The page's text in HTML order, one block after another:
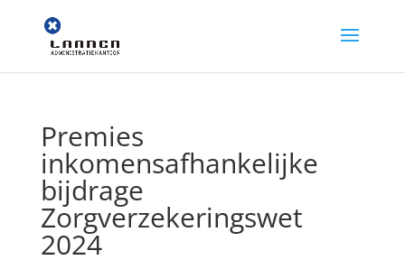
Premies
inkomensafhankelijke
bijdrage
Zorgverzekeringswet
2024